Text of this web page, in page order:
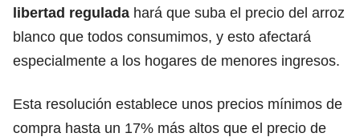
libertad regulada hará que suba el precio del arroz
blanco que todos consumimos, y esto afectará
especialmente a los hogares de menores ingresos.
Esta resolución establece unos precios mínimos de
compra hasta un 17% más altos que el precio de